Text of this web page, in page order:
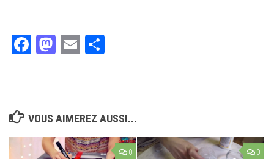
Facebook
Mastodon
Email
VOUS AIMEREZ AUSSI...
0 0